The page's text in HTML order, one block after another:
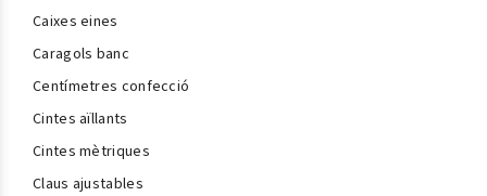
Caixes eines
Caragols banc
Centímetres confecció
Cintes aïllants
Cintes mètriques
Claus ajustables